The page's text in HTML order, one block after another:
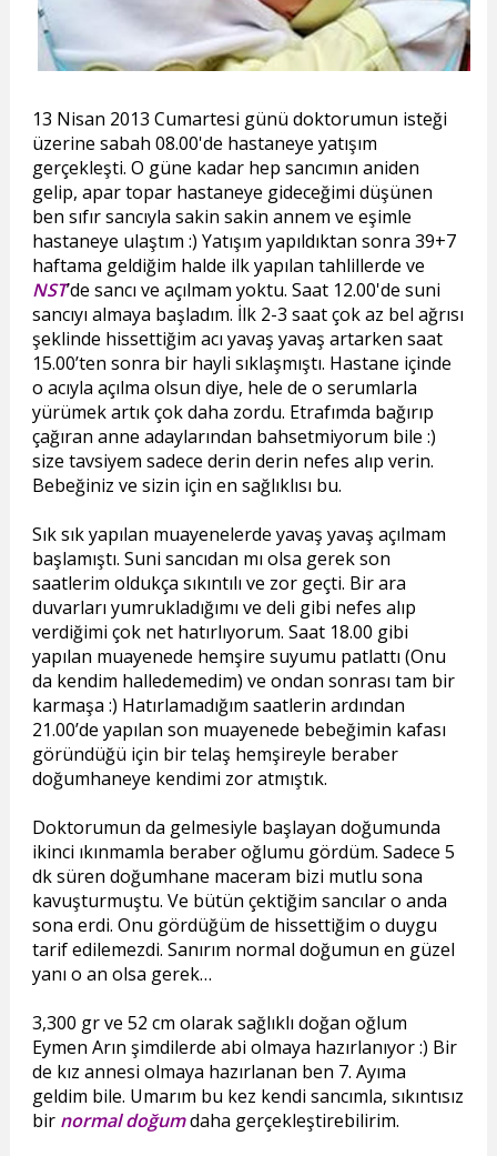
13 Nisan 2013 Cumartesi günü doktorumun isteği
üzerine sabah 08.00'de hastaneye yatışım
gerçekleşti. O güne kadar hep sancımın aniden
gelip, apar topar hastaneye gideceğimi düşünen
ben sıfır sancıyla sakin sakin annem ve eşimle
hastaneye ulaştım :) Yatışım yapıldıktan sonra 39+7
haftama geldiğim halde ilk yapılan tahlillerde ve
NST’de sancı ve açılmam yoktu. Saat 12.00'de suni
sancıyı almaya başladım. İlk 2-3 saat çok az bel ağrısı
şeklinde hissettiğim acı yavaş yavaş artarken saat
15.00’ten sonra bir hayli sıklaşmıştı. Hastane içinde
o acıyla açılma olsun diye, hele de o serumlarla
yürümek artık çok daha zordu. Etrafımda bağırıp
çağıran anne adaylarından bahsetmiyorum bile :)
size tavsiyem sadece derin derin nefes alıp verin.
Bebeğiniz ve sizin için en sağlıklısı bu.
Sık sık yapılan muayenelerde yavaş yavaş açılmam
başlamıştı. Suni sancıdan mı olsa gerek son
saatlerim oldukça sıkıntılı ve zor geçti. Bir ara
duvarları yumrukladığımı ve deli gibi nefes alıp
verdiğimi çok net hatırlıyorum. Saat 18.00 gibi
yapılan muayenede hemşire suyumu patlattı (Onu
da kendim halledemedim) ve ondan sonrası tam bir
karmaşa :) Hatırlamadığım saatlerin ardından
21.00’de yapılan son muayenede bebeğimin kafası
göründüğü için bir telaş hemşireyle beraber
doğumhaneye kendimi zor atmıştık.
Doktorumun da gelmesiyle başlayan doğumunda
ikinci ıkınmamla beraber oğlumu gördüm. Sadece 5
dk süren doğumhane maceram bizi mutlu sona
kavuşturmuştu. Ve bütün çektiğim sancılar o anda
sona erdi. Onu gördüğüm de hissettiğim o duygu
tarif edilemezdi. Sanırım normal doğumun en güzel
yanı o an olsa gerek…
3,300 gr ve 52 cm olarak sağlıklı doğan oğlum
Eymen Arın şimdilerde abi olmaya hazırlanıyor :) Bir
de kız annesi olmaya hazırlanan ben 7. Ayıma
geldim bile. Umarım bu kez kendi sancımla, sıkıntısız
bir normal doğumdaha gerçekleştirebilirim.